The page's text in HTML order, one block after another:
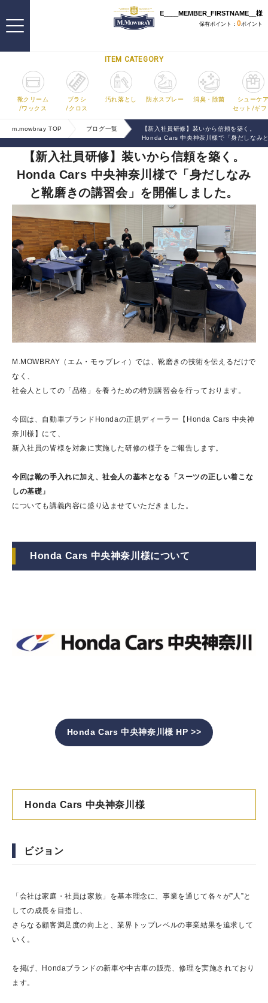
ITEM CATEGORY
靴クリーム
/ワックス
ブラシ
/クロス
汚れ落とし 防水スプレー 消臭・除菌
シューケ
セット/ギフ
m.mowbray TOP ブログ一覧
【新入社員研修】装いから信頼を築く。
Honda Cars 中央神奈川様で「身だしなみ
【新入社員研修】装いから信頼を築く。
Honda Cars 中央神奈川様で「身だしなみ
と靴磨きの講習会」を開催しました。
M.MOWBRAY（エム・モゥブレィ）では、靴磨きの技術を伝えるだけで
なく、
社会人としての「品格」を養うための特別講習会を行っております。
今回は、自動車ブランドHondaの正規ディーラー【Honda Cars 中央神
奈川様】にて、
新入社員の皆様を対象に実施した研修の様子をご報告します。
今回は靴の手入れに加え、社会人の基本となる「スーツの正しい着こな
しの基礎」
についても講義内容に盛り込ませていただきました。
Honda Cars 中央神奈川様について
Honda Cars 中央神奈川様 HP >>
Honda Cars 中央神奈川様
ビジョン
「会社は家庭・社員は家族」を基本理念に、事業を通じて各々が”人”と
しての成長を目指し、
さらなる顧客満足度の向上と、業界トップレベルの事業結果を追求して
いく。
を掲げ、Hondaブランドの新車や中古車の販売、修理を実施されており
ます。